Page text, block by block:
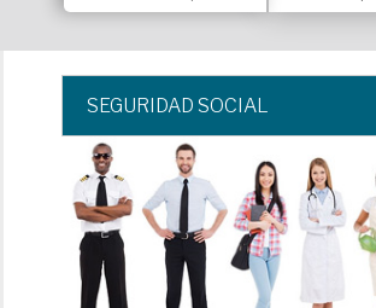
SEGURIDAD SOCIAL